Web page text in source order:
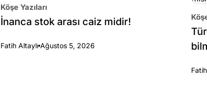
Köşe Yazıları
İnanca stok arası caiz midir!
Fatih Altaylı Ağustos 5, 2026